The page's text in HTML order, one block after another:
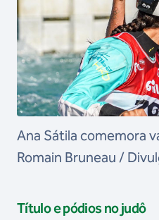
Ana Sátila comemora
Romain Bruneau /
Título e pódios no judô